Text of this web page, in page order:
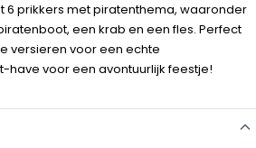
6 prikkers met piratenthema, waaronder
een krab en een fles. Perfect
versieren voor een echte
have voor een avontuurlijk feestje!